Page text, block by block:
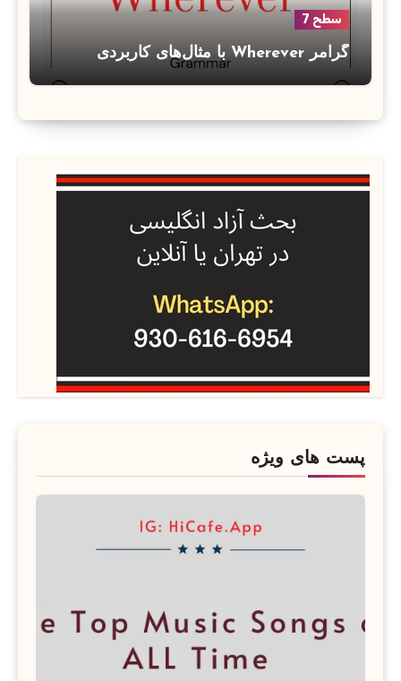
سطح 7
گرامر Wherever با مثال‌های کاربردی
پست های ویژه